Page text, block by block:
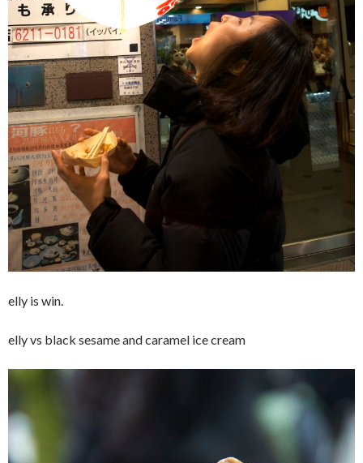
elly is win.
elly vs black sesame and caramel ice cream